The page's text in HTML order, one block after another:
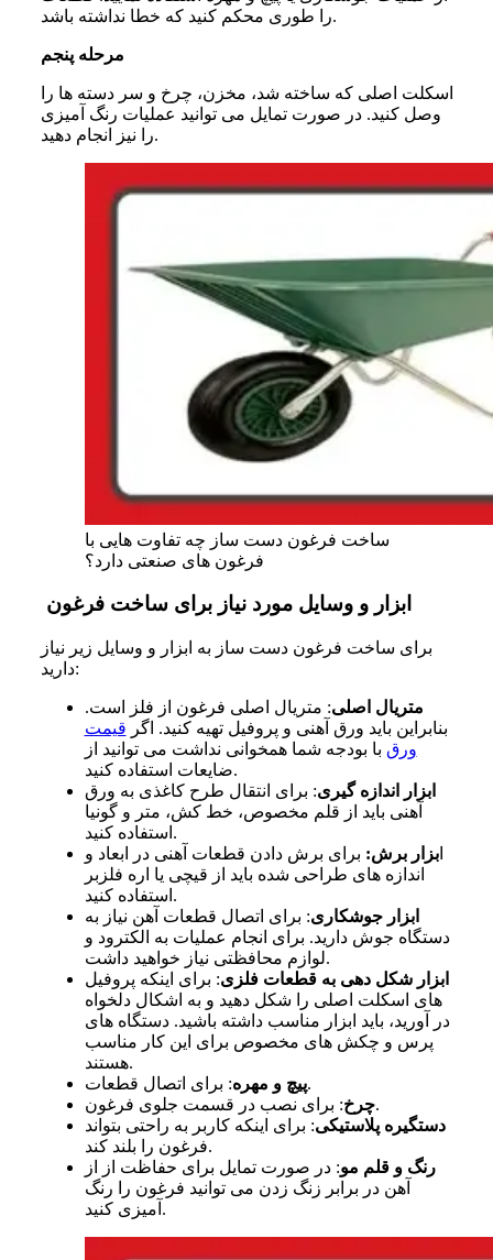
را طوری محکم کنید که خطا نداشته باشد.
مرحله پنجم
اسکلت اصلی که ساخته شد، مخزن، چرخ و سر دسته ها را
وصل کنید. در صورت تمایل می توانید عملیات رنگ آمیزی
را نیز انجام دهید.
ساخت فرغون دست ساز چه تفاوت‌ هایی با
فرغون‌ های صنعتی دارد؟
ابزار و وسایل مورد نیاز برای ساخت فرغون
برای ساخت فرغون دست ساز به ابزار و وسایل زیر نیاز
دارید:
متریال اصلی: متریال اصلی فرغون از فلز است.
بنابراین باید ورق آهنی و پروفیل تهیه کنید. اگر قیمت
ورق با بودجه شما همخوانی نداشت می توانید از
ضایعات استفاده کنید.
ابزار اندازه گیری: برای انتقال طرح کاغذی به ورق
آهنی باید از قلم مخصوص، خط کش، متر و گونیا
استفاده کنید.
ابزار برش: برای برش دادن قطعات آهنی در ابعاد و
اندازه های طراحی شده باید از قیچی یا اره فلزبر
استفاده کنید.
ابزار جوشکاری: برای اتصال قطعات آهن نیاز به
دستگاه جوش دارید. برای انجام عملیات به الکترود و
لوازم محافظتی نیاز خواهید داشت.
ابزار شکل دهی به قطعات فلزی: برای اینکه پروفیل
های اسکلت اصلی را شکل دهید و به اشکال دلخواه
در آورید، باید ابزار مناسب داشته باشید. دستگاه های
پرس و چکش های مخصوص برای این کار مناسب
هستند.
پیچ و مهره: برای اتصال قطعات.
چرخ: برای نصب در قسمت جلوی فرغون.
دستگیره پلاستیکی: برای اینکه کاربر به راحتی بتواند
فرغون را بلند کند.
رنگ و قلم مو: در صورت تمایل برای حفاظت از از
آهن در برابر زنگ زدن می توانید فرغون را رنگ
آمیزی کنید.